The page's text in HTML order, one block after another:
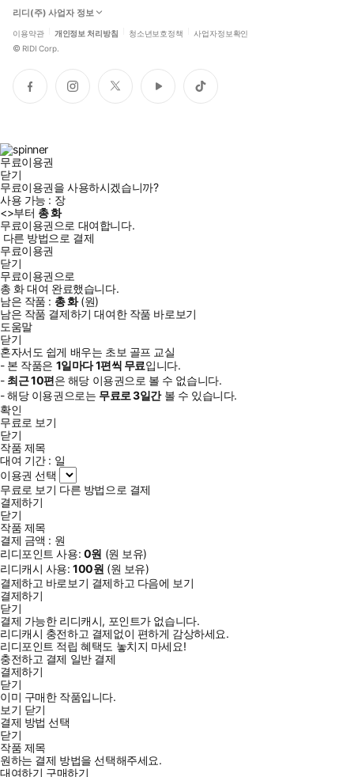
리디(주) 사업자 정보
이용약관 개인정보 처리방침 청소년보호정책 사업자정보확인
© RIDI Corp.
페
이
인
스
트
위
유
튜
틱
톡
무료이용권
닫기
무료이용권을 사용하시겠습니까?
사용 가능 : 장
<>부터 총화
무료이용권으로 대여합니다.
다른 방법으로 결제
무료이용권
닫기
무료이용권으로
총 화대여 완료했습니다.
남은 작품 : 총화(원)
남은 작품 결제하기 대여한 작품 바로보기
도움말
닫기
혼자서도 쉽게 배우는 초보 골프 교실
- 본 작품은 1일마다1편씩 무료입니다.
- 최근10편은 해당 이용권으로 볼 수 없습니다.
- 해당 이용권으로는 무료로3일간볼 수 있습니다.
확인
무료로 보기
닫기
작품 제목
대여 기간 : 일
이용권 선택
무료로 보기 다른 방법으로 결제
결제하기
닫기
작품 제목
결제 금액 : 원
리디포인트 사용: 0원 (원 보유)
리디캐시 사용:100원 (원 보유)
결제하고 바로보기 결제하고 다음에 보기
결제하기
닫기
결제 가능한 리디캐시, 포인트가 없습니다.
리디캐시 충전하고 결제없이 편하게 감상하세요.
리디포인트 적립 혜택도 놓치지 마세요!
충전하고 결제 일반 결제
결제하기
닫기
이미 구매한 작품입니다.
보기 닫기
결제 방법 선택
닫기
작품 제목
원하는 결제 방법을 선택해주세요.
대여하기 구매하기